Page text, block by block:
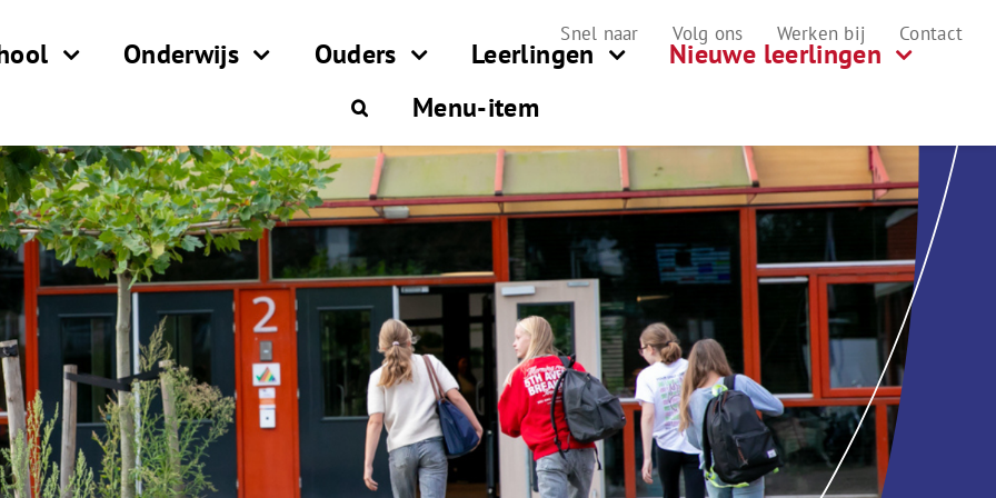
Snel naar Volg ons Werken bij Contact
Onderwijs Ouders Leerlingen
Nieuwe leerlingen
Menu-item